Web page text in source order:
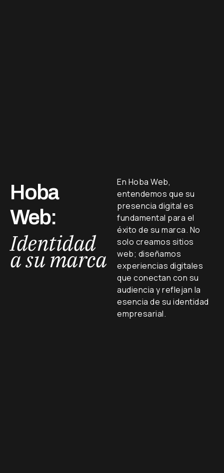
Hoba
Web:
Identidad
a su marca
En Hoba Web,
entendemos que su
presencia digital es
fundamental para el
éxito de su marca. No
solo creamos sitios
web; diseñamos
experiencias digitales
que conectan con su
audiencia y reflejan la
esencia de su identidad
empresarial.